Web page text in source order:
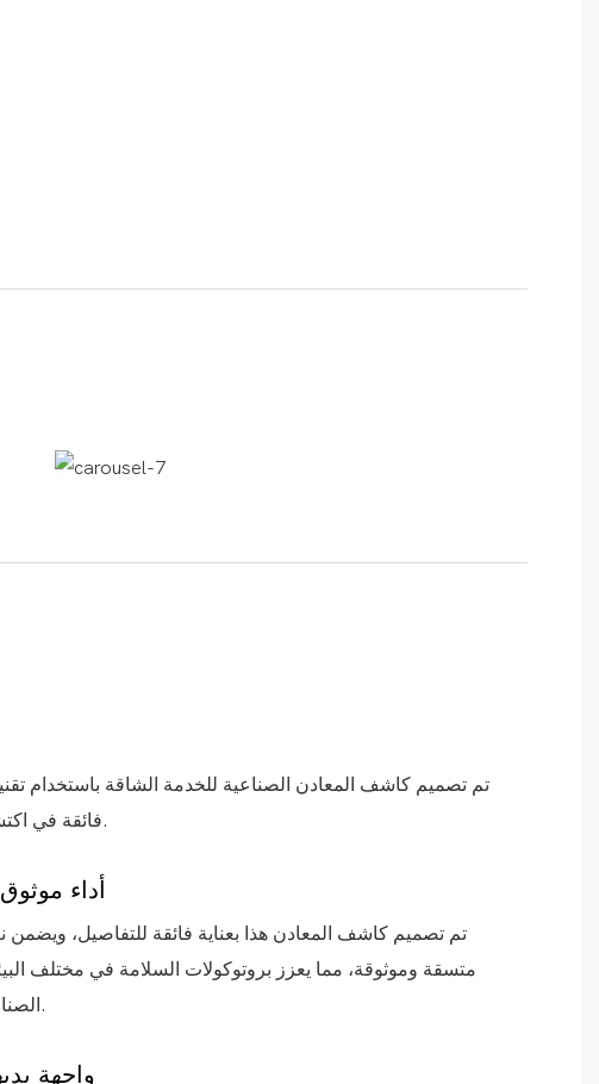
تم تصميم كاشف المعادن الصناعية للخدمة الشاقة باستخدام
فائقة في اكتشاف الأشياء المعدنية.
أداء
تم تصميم كاشف المعادن هذا بعناية فائقة للتفاصيل، ويضمن
متسقة وموثوقة، مما يعزز بروتوكولات السلامة في مختلف
الصناعية.
واجهة